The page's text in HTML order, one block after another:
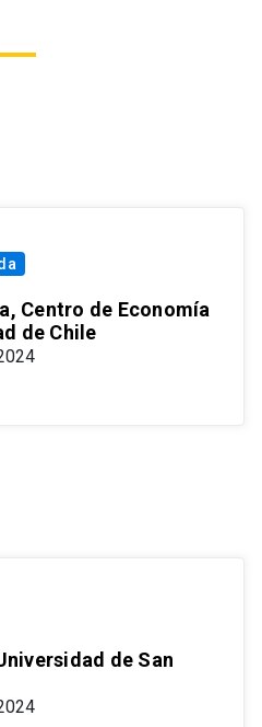
Centro de Economía
de Chile
de San